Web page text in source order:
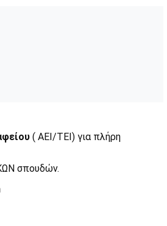
( ΑΕΙ/ΤΕΙ) για πλήρη
σπουδών.